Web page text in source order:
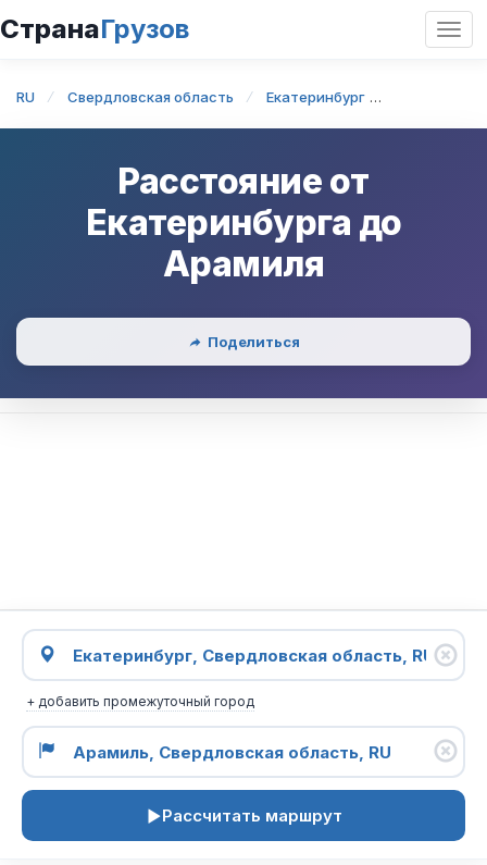
СтранаГрузов
RU Свердловская область Екатеринбург
Расстояние от
Екатеринбурга до
Арамиля
Поделиться
+ добавить промежуточный город
Рассчитать маршрут